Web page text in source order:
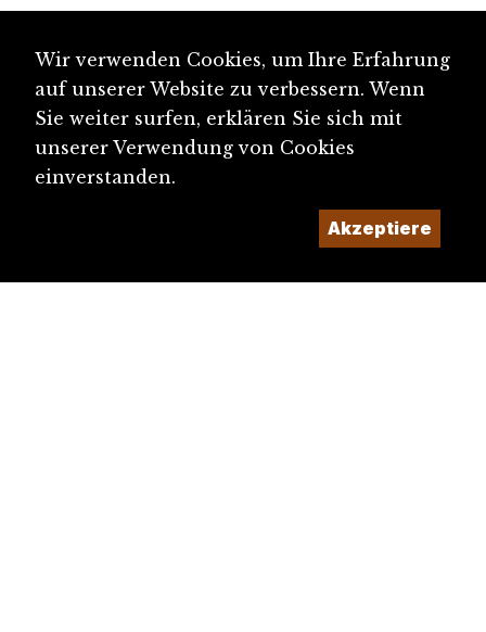
Wir verwenden Cookies, um Ihre Erfahrung
auf unserer Website zu verbessern. Wenn
Sie weiter surfen, erklären Sie sich mit
unserer Verwendung von Cookies
einverstanden.
Akzeptiere